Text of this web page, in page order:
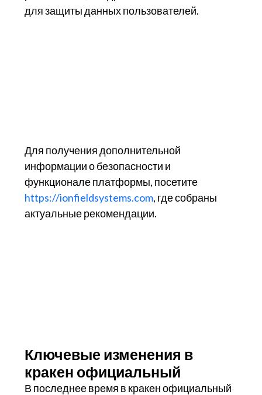
для защиты данных пользователей.
Для получения дополнительной
информации о безопасности и
функционале платформы, посетите
https://ionfieldsystems.com, где собраны
актуальные рекомендации.
Ключевые изменения в
кракен официальный
В последнее время в кракен официальный